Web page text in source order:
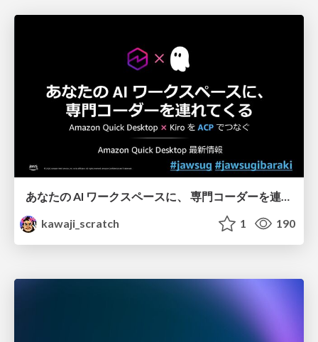
あなたの AI ワークスペースに、 専門コーダーを連れてくる - Amazon Quick Desktop 最新情報
kawaji_scratch
1 190